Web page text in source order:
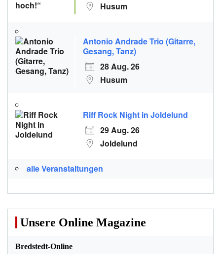
Husum
Antonio Andrade Trio (Gitarre,
Gesang, Tanz)
28 Aug. 26
Husum
Riff Rock Night in Joldelund
29 Aug. 26
Joldelund
alle Veranstaltungen
Unsere Online Magazine
Bredstedt-Online